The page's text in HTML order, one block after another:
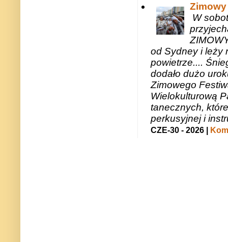
W
od Sydney i leży
powietrze....
dodało dużo
Zimowego
Wielokulturową
tanecznych,
perkusyjnej i
CZE-30 - 2026 |